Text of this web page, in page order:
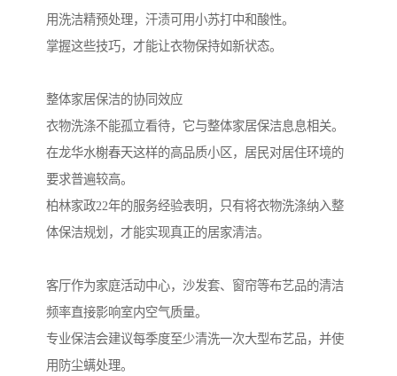
用洗洁精预处理，汗渍可用小苏打中和酸性。
掌握这些技巧，才能让衣物保持如新状态。
整体家居保洁的协同效应
衣物洗涤不能孤立看待，它与整体家居保洁息息相关。
在龙华水榭春天这样的高品质小区，居民对居住环境的
要求普遍较高。
柏林家政22年的服务经验表明，只有将衣物洗涤纳入整
体保洁规划，才能实现真正的居家清洁。
客厅作为家庭活动中心，沙发套、窗帘等布艺品的清洁
频率直接影响室内空气质量。
专业保洁会建议每季度至少清洗一次大型布艺品，并使
用防尘螨处理。